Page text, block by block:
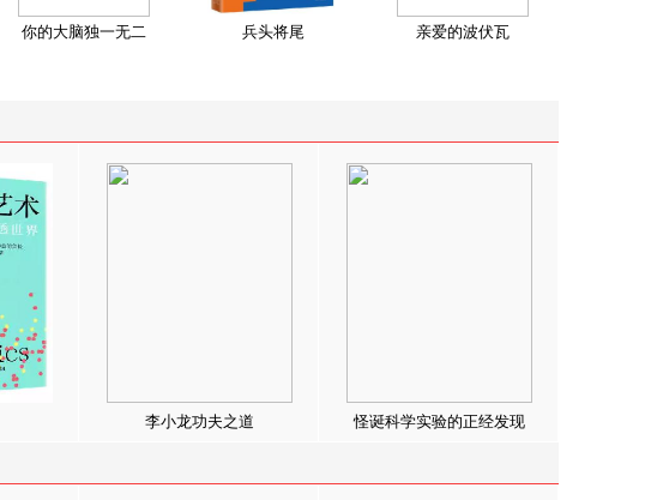
你的大脑独一无二 兵头将尾 亲爱的波伏瓦
李小龙功夫之道 怪诞科学实验的正经发现